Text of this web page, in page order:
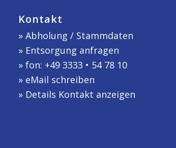
Kontakt
» Abholung / Stammdaten
» Entsorgung anfragen
» fon: +49 3333 • 54 78 10
» eMail schreiben
» Details Kontakt anzeigen